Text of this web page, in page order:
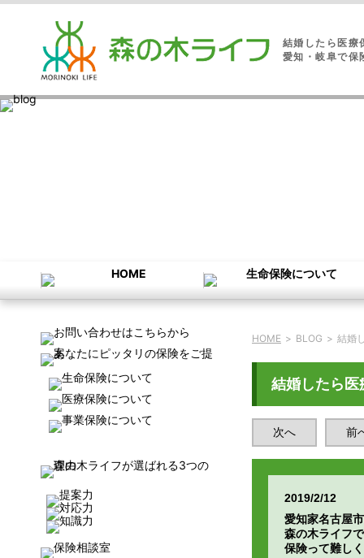
結婚したら医療
愛知・岐阜で保
HOME > BLOG > 結婚
結婚したら医
次へ 前
2019/2/12
愛知家名古屋
森の木ライフ
保険って難し